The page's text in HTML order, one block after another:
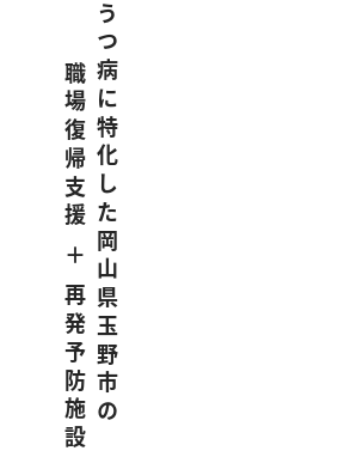
うつ病に特化した岡山県玉野市の
職場復帰支援 ＋ 再発予防施設